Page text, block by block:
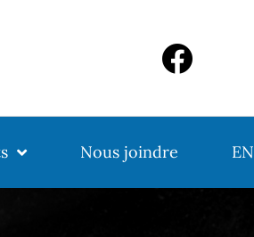
Nous joindre EN